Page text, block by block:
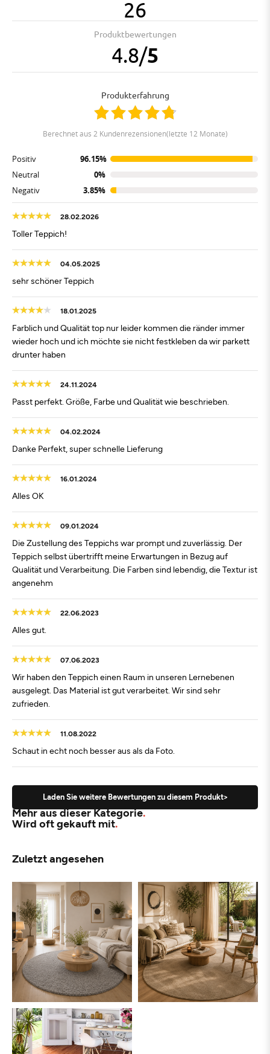
26
Produktbewertungen
4.8/5
Produkterfahrung
berechnet aus 2 Kundenrezensionen(letzte 12 Monate)
Positiv
96.15%
Neutral
0%
Negativ
3.85%
28.02.2026
Toller Teppich!
04.05.2025
sehr schöner Teppich
18.01.2025
Farblich und Qualität top nur leider kommen die ränder immer
wieder hoch und ich möchte sie nicht festkleben da wir parkett
drunter haben
24.11.2024
Passt perfekt. Größe, Farbe und Qualität wie beschrieben.
04.02.2024
Danke Perfekt, super schnelle Lieferung
16.01.2024
Alles OK
09.01.2024
Die Zustellung des Teppichs war prompt und zuverlässig. Der
Teppich selbst übertrifft meine Erwartungen in Bezug auf
Qualität und Verarbeitung. Die Farben sind lebendig, die Textur ist
angenehm
22.06.2023
Alles gut.
07.06.2023
Wir haben den Teppich einen Raum in unseren Lernebenen
ausgelegt. Das Material ist gut verarbeitet. Wir sind sehr
zufrieden.
11.08.2022
Schaut in echt noch besser aus als da Foto.
Laden Sie weitere Bewertungen zu diesem Produkt>
Mehr aus dieser Kategorie
Wird oft gekauft mit
Zuletzt angesehen